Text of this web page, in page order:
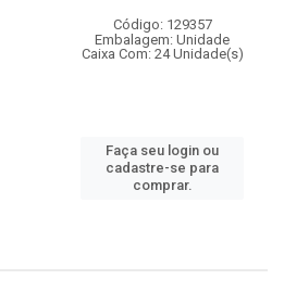
Código: 129357
Embalagem: Unidade
Caixa Com: 24 Unidade(s)
Faça seu login ou
cadastre-se para
comprar.